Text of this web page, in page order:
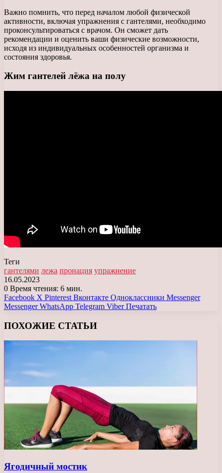
Важно помнить, что перед началом любой физической
активности, включая упражнения с гантелями, необходимо
проконсультироваться с врачом. Он сможет дать
рекомендации и оценить ваши физические возможности,
исходя из индивидуальных особенностей организма и
состояния здоровья.
Жим гантелей лёжа на полу
Теги
гантелями лежа пронация упражнение
16.05.2023
0 Время чтения: 6 мин.
Facebook X Pinterest Вконтакте Одноклассники Messenger
Messenger WhatsApp Telegram Viber Печатать
ПОХОЖИЕ СТАТЬИ
Ягодичный мостик